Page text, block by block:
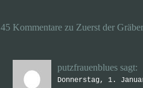
d
e
d
u
e
m
45 Kommentare zu Zuerst der
putzfrauenblues sagt:
Donnerstag, 1.